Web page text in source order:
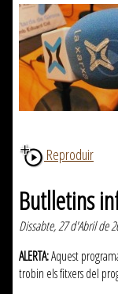
Reproduir
Butlletins
Dissabte, 27 d'Abril de
ALERTA:Aquest
trobin els fitxers del